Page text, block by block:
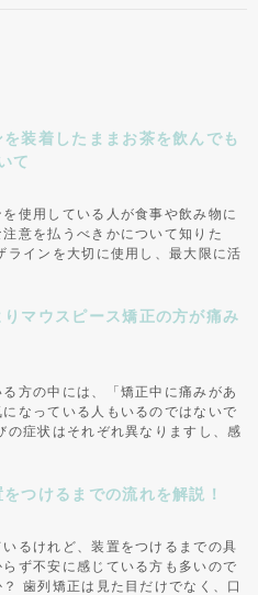
装着したままお茶を飲んでも
て
を使用している人が食事や飲み物に
意を払うべきかについて知りた
ラインを大切に使用し、最大限に活
りマウスピース矯正の方が痛み
方の中には、「矯正中に痛みがあ
なっている人もいるのではないで
の症状はそれぞれ異なりますし、感
つけるまでの流れを解説！
るけれど、装置をつけるまでの具
ず不安に感じている方も多いので
歯列矯正は見た目だけでなく、口